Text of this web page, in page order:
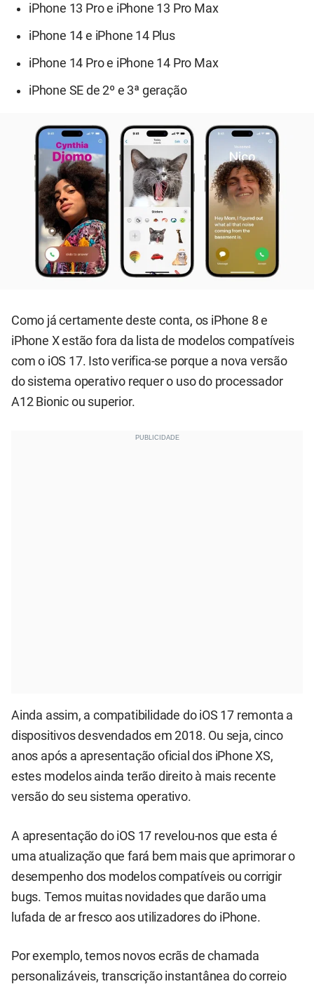
iPhone 13 Pro e iPhone 13 Pro Max
iPhone 14 e iPhone 14 Plus
iPhone 14 Pro e iPhone 14 Pro Max
iPhone SE de 2º e 3ª geração
Como já certamente deste conta, os iPhone 8 e
iPhone X estão fora da lista de modelos compatíveis
com o iOS 17. Isto verifica-se porque a nova versão
do sistema operativo requer o uso do processador
A12 Bionic ou superior.
Ainda assim, a compatibilidade do iOS 17 remonta a
dispositivos desvendados em 2018. Ou seja, cinco
anos após a apresentação oficial dos iPhone XS,
estes modelos ainda terão direito à mais recente
versão do seu sistema operativo.
A apresentação do iOS 17 revelou-nos que esta é
uma atualização que fará bem mais que aprimorar o
desempenho dos modelos compatíveis ou corrigir
bugs. Temos muitas novidades que darão uma
lufada de ar fresco aos utilizadores do iPhone.
Por exemplo, temos novos ecrãs de chamada
personalizáveis, transcrição instantânea do correio